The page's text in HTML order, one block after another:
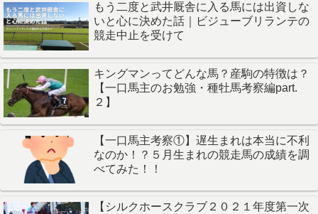
もう二度と武井厩舎に入る馬には出資しな
いと心に決めた話｜ビジューブリランテの
競走中止を受けて
キングマンってどんな馬？産駒の特徴は？
【一口馬主のお勉強・種牡馬考察編part.
２】
【一口馬主考察①】遅生まれは本当に不利
なのか！？５月生まれの競走馬の成績を調
べてみた！！
【シルクホースクラブ２０２１年度第一次